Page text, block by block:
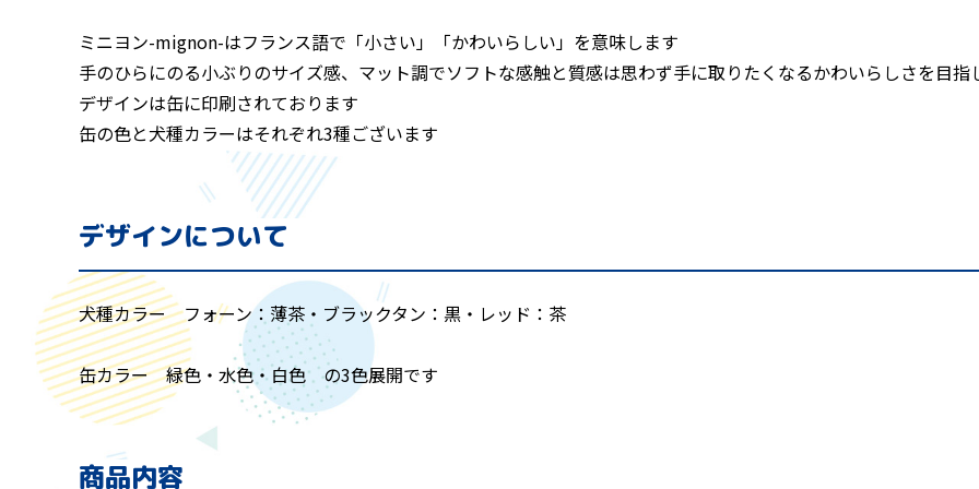
ミニヨン-mignon-はフランス語で「小さい」「かわいらしい」を意味します
手のひらにのる小ぶりのサイズ感、マット調でソフトな感触と質感は思わず手に取りたくなるかわいらしさを目指
デザインは缶に印刷されております
缶の色と犬種カラーはそれぞれ3種ございます
デザインについて
犬種カラー フォーン：薄茶・ブラックタン：黒・レッド：茶
缶カラー 緑色・水色・白色 の3色展開です
商品内容